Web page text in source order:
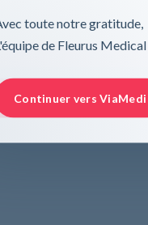
toute notre gratitude,
de Fleurus Medical
Continuer vers ViaMedi